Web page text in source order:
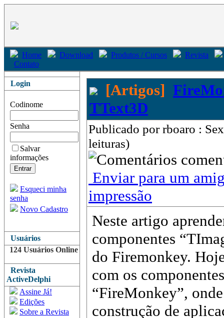
Home Download Produtos / Cursos
Revista
Contato
Login
Codinome
Senha
Salvar
informações
Esqueci minha
senha
Novo Cadastro
Usuários
124 Usuários Online
Revista
ActiveDelphi
Assine Já!
Edições
Sobre a Revista
[Artigos]
TText3D
Publicado por rboaro :
leituras)
Enviar para um
impressão
Neste artigo
componentes
do Firemonkey.
com os
“FireMonkey”,
construção de